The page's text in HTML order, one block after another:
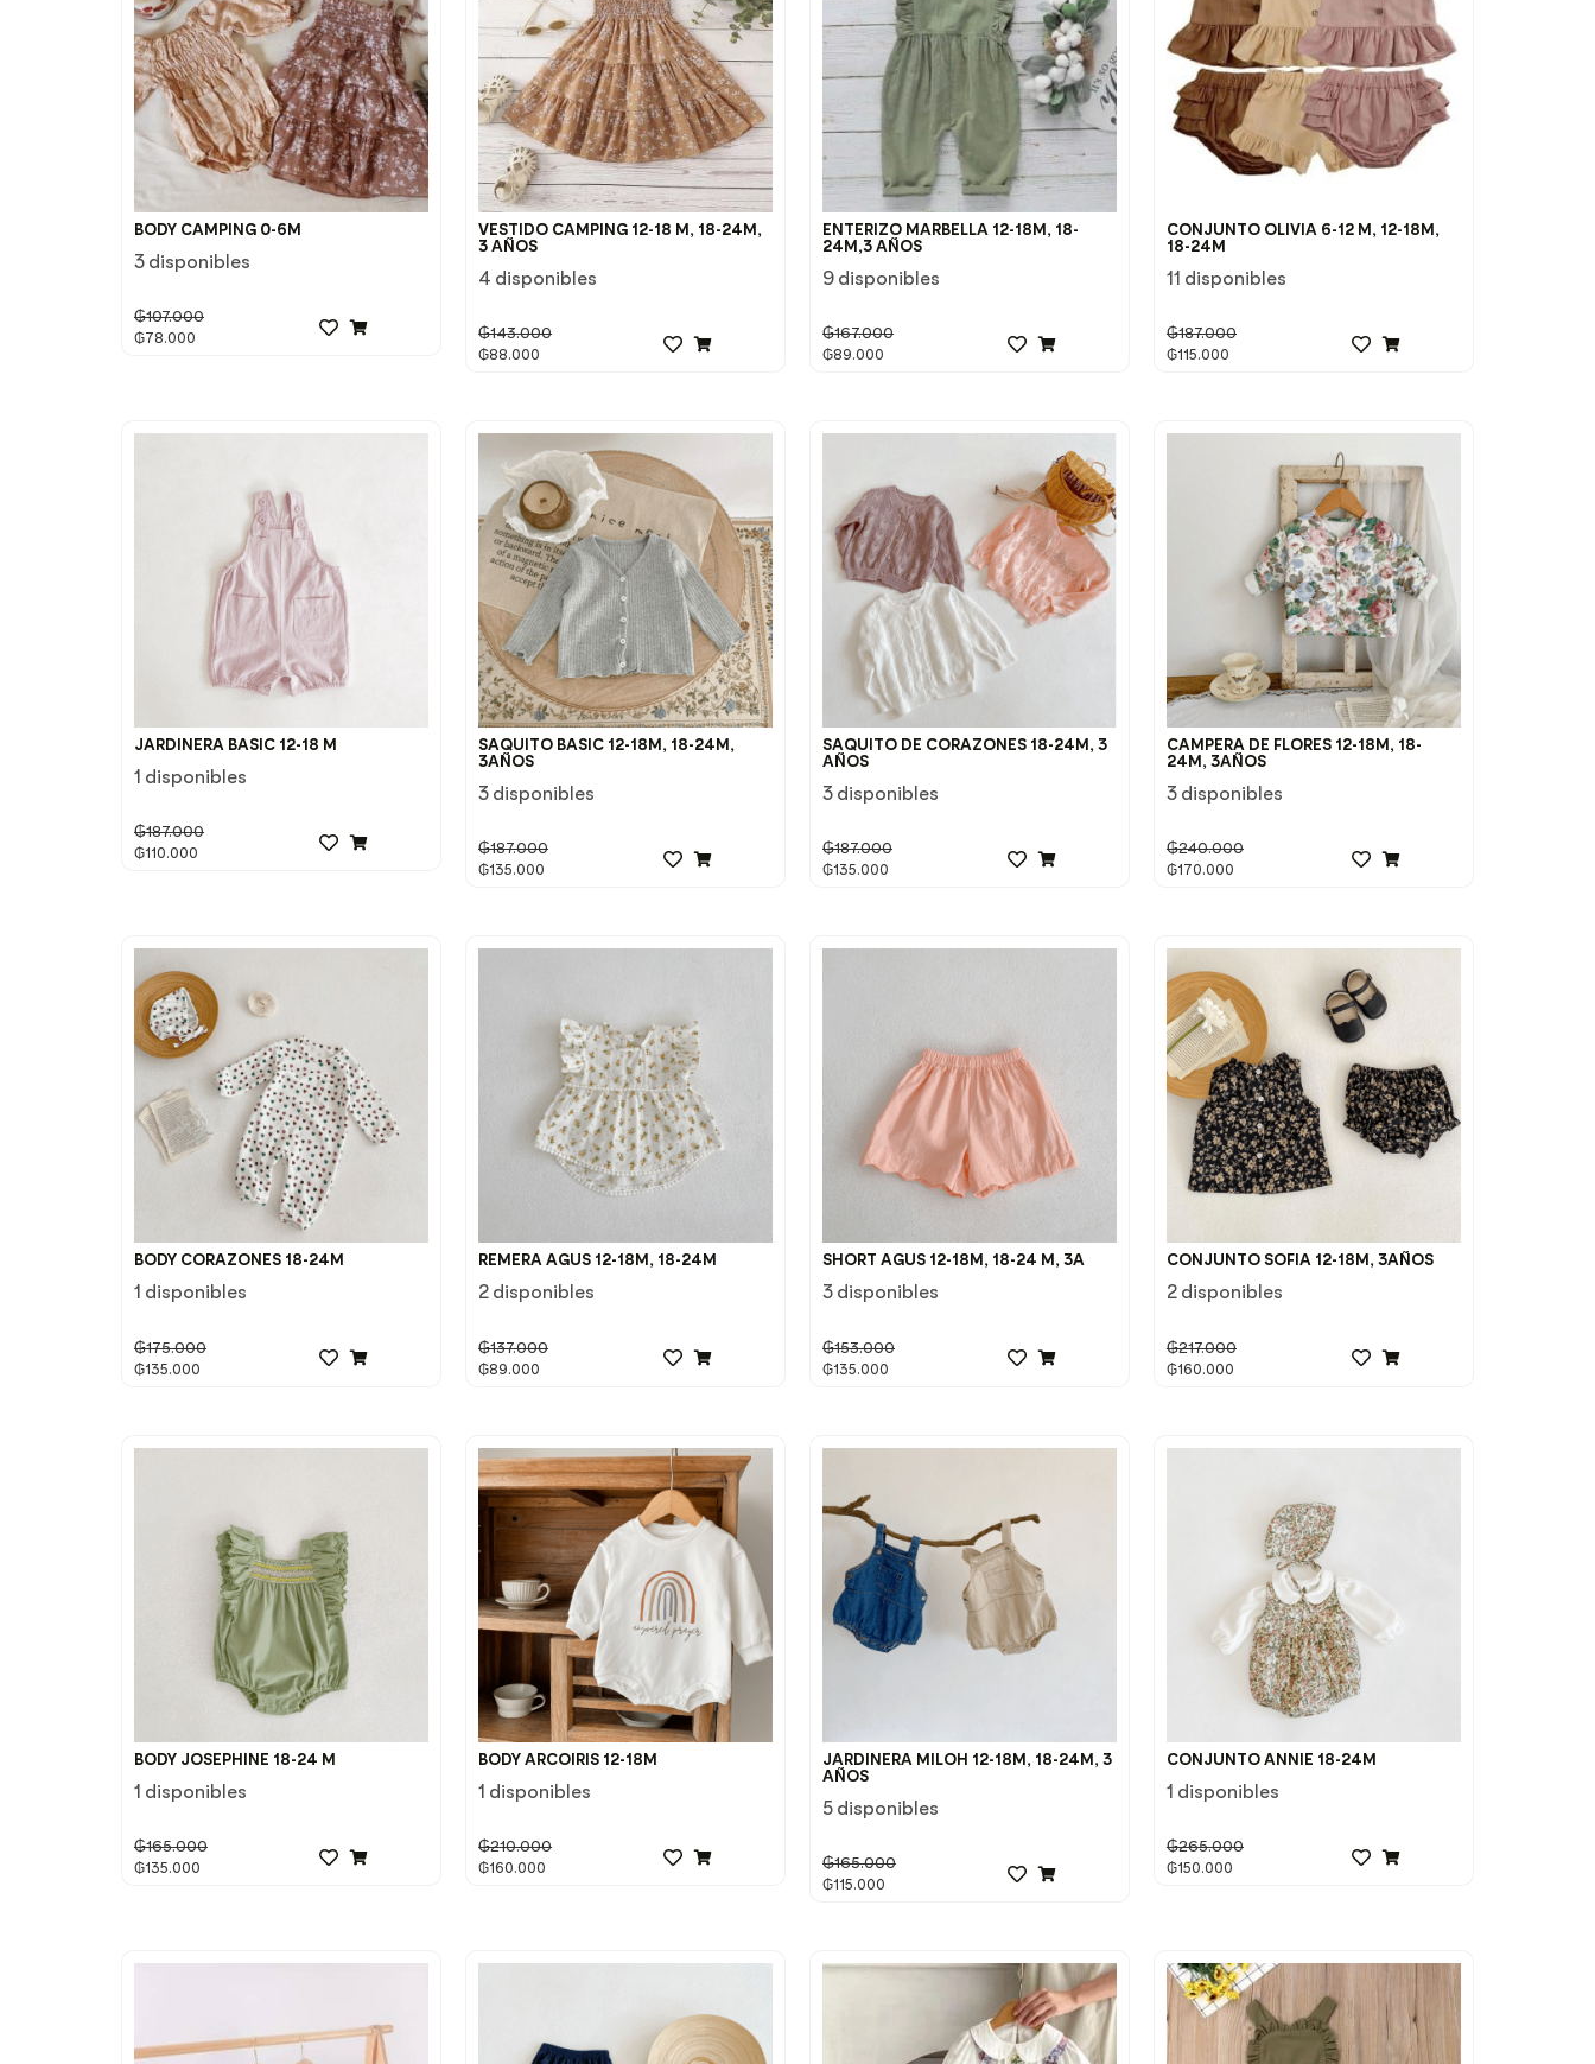
BODY CAMPING 0-6M
3 disponibles
₲107.000
₲78.000
VESTIDO CAMPING 12-18 M, 18-24M,
3 AÑOS
4 disponibles
₲143.000
₲88.000
ENTERIZO MARBELLA 12-18M, 18-
24M,3 AÑOS
9 disponibles
₲167.000
₲89.000
CONJUNTO OLIVIA 6-12 M, 12-18M,
18-24M
11 disponibles
₲187.000
₲115.000
JARDINERA BASIC 12-18 M
1 disponibles
₲187.000
₲110.000
SAQUITO BASIC 12-18M, 18-24M,
3AÑOS
3 disponibles
₲187.000
₲135.000
SAQUITO DE CORAZONES 18-24M, 3
AÑOS
3 disponibles
₲187.000
₲135.000
CAMPERA DE FLORES 12-18M, 18-
24M, 3AÑOS
3 disponibles
₲240.000
₲170.000
BODY CORAZONES 18-24M
1 disponibles
₲175.000
₲135.000
REMERA AGUS 12-18M, 18-24M
2 disponibles
₲137.000
₲89.000
SHORT AGUS 12-18M, 18-24 M, 3A
3 disponibles
₲153.000
₲135.000
CONJUNTO SOFIA 12-18M, 3AÑOS
2 disponibles
₲217.000
₲160.000
BODY JOSEPHINE 18-24 M
1 disponibles
₲165.000
₲135.000
BODY ARCOIRIS 12-18M
1 disponibles
₲210.000
₲160.000
JARDINERA MILOH 12-18M, 18-24M, 3
AÑOS
5 disponibles
₲165.000
₲115.000
CONJUNTO ANNIE 18-24M
1 disponibles
₲265.000
₲150.000